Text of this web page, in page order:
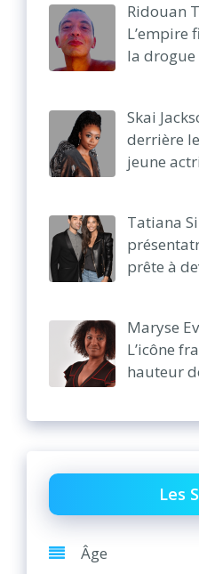
Ridouan
L’empire
la
Skai
derrière
jeune
Tatiana
prête à
Maryse
L’icône
hauteur
Les
Âge